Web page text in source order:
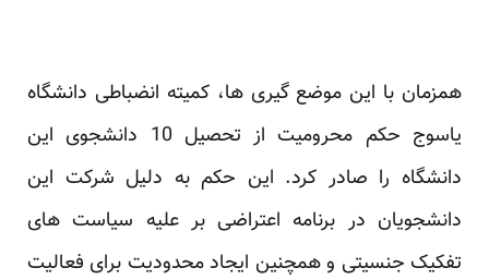
همزمان با این موضع گیری ها، کمیته انضباطی دانشگاه
یاسوج حکم محرومیت از تحصیل 10 دانشجوی این
دانشگاه را صادر کرد. این حکم به دلیل شرکت این
دانشجویان در برنامه اعتراضی بر علیه سیاست های
تفکیک جنسیتی و همچنین ایجاد محدودیت برای فعالیت